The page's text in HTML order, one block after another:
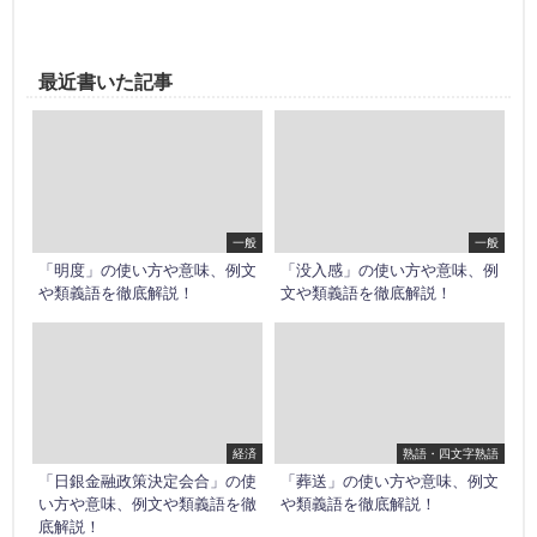
最近書いた記事
一般
「明度」の使い方や意味、例文
や類義語を徹底解説！
一般
「没入感」の使い方や意味、例
文や類義語を徹底解説！
経済
「日銀金融政策決定会合」の使
い方や意味、例文や類義語を徹
底解説！
熟語・四文字熟語
「葬送」の使い方や意味、例文
や類義語を徹底解説！